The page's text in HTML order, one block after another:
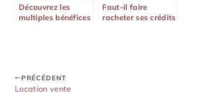
Découvrez les
multiples bénéfices
Faut-il faire
racheter ses crédits
PRÉCÉDENT
Location vente